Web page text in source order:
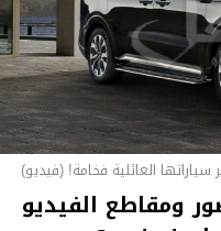
ومقاطع الفيديو